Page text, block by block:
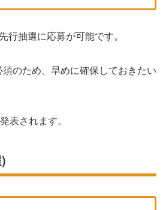
行抽選に応募が可能です。
のため、早めに確保しておきたい
表されます。